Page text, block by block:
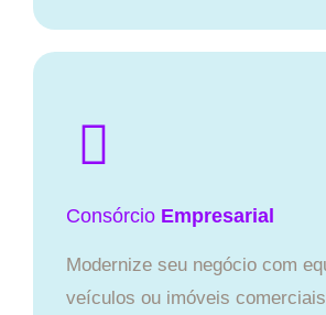
Consórcio Empresarial
Modernize seu negócio com
veículos ou imóveis